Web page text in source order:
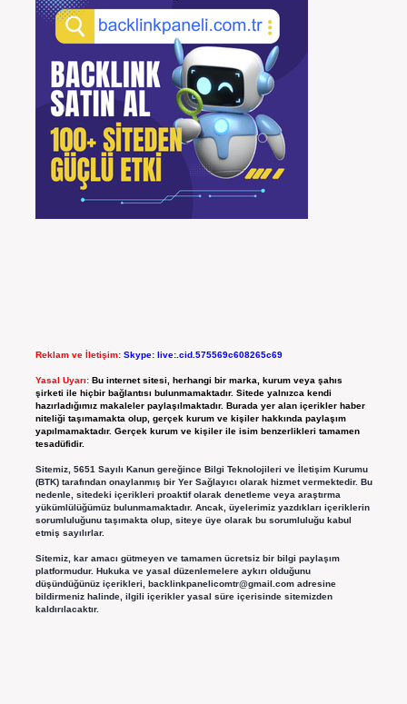
Reklam ve İletişim: Skype: live:.cid.575569c608265c69
Yasal Uyarı: Bu internet sitesi, herhangi bir marka, kurum veya şahıs
şirketi ile hiçbir bağlantısı bulunmamaktadır. Sitede yalnızca kendi
hazırladığımız makaleler paylaşılmaktadır. Burada yer alan içerikler haber
niteliği taşımamakta olup, gerçek kurum ve kişiler hakkında paylaşım
yapılmamaktadır. Gerçek kurum ve kişiler ile isim benzerlikleri tamamen
tesadüfidir.
Sitemiz, 5651 Sayılı Kanun gereğince Bilgi Teknolojileri ve İletişim Kurumu
(BTK) tarafından onaylanmış bir Yer Sağlayıcı olarak hizmet vermektedir. Bu
nedenle, sitedeki içerikleri proaktif olarak denetleme veya araştırma
yükümlülüğümüz bulunmamaktadır. Ancak, üyelerimiz yazdıkları içeriklerin
sorumluluğunu taşımakta olup, siteye üye olarak bu sorumluluğu kabul
etmiş sayılırlar.
Sitemiz, kar amacı gütmeyen ve tamamen ücretsiz bir bilgi paylaşım
platformudur. Hukuka ve yasal düzenlemelere aykırı olduğunu
düşündüğünüz içerikleri, backlinkpanelicomtr@gmail.comadresine
bildirmeniz halinde, ilgili içerikler yasal süre içerisinde sitemizden
kaldırılacaktır.